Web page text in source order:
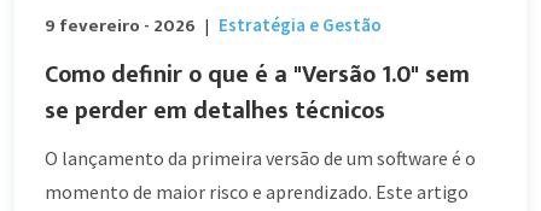
9 fevereiro - 2026 | Estratégia e Gestão
Como definir o que é a "Versão 1.0" sem
se perder em detalhes técnicos
O lançamento da primeira versão de um software é o
momento de maior risco e aprendizado. Este artigo